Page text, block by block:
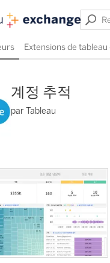
Extensions de
계정 추적
par Tableau